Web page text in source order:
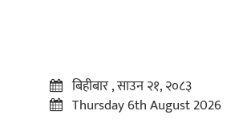
बिहीबार , साउन २१, २०८३
Thursday 6th August 2026